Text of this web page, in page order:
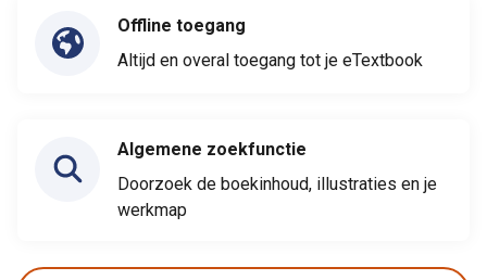
Offline toegang
Altijd en overal toegang tot je eTextbook
Algemene zoekfunctie
Doorzoek de boekinhoud, illustraties en je
werkmap